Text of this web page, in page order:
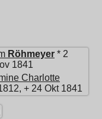
Röhmeyer * 2
1841
Charlotte
+ 24 Okt 1841